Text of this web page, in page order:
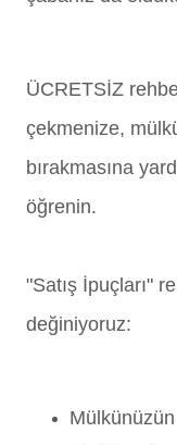
ÜCRETSİZ
çekmenize,
bırakmasına
öğrenin.
"Satış İpuçları"
değiniyoruz: